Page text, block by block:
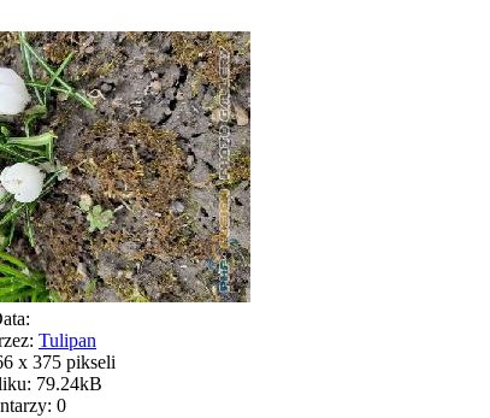
Tulipan
x 375 pikseli
79.24kB
0